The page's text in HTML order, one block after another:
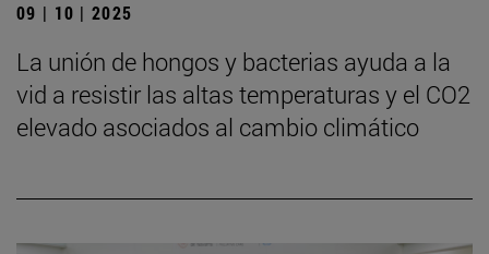
09 | 10 | 2025
La unión de hongos y bacterias ayuda a la
vid a resistir las altas temperaturas y el CO2
elevado asociados al cambio climático